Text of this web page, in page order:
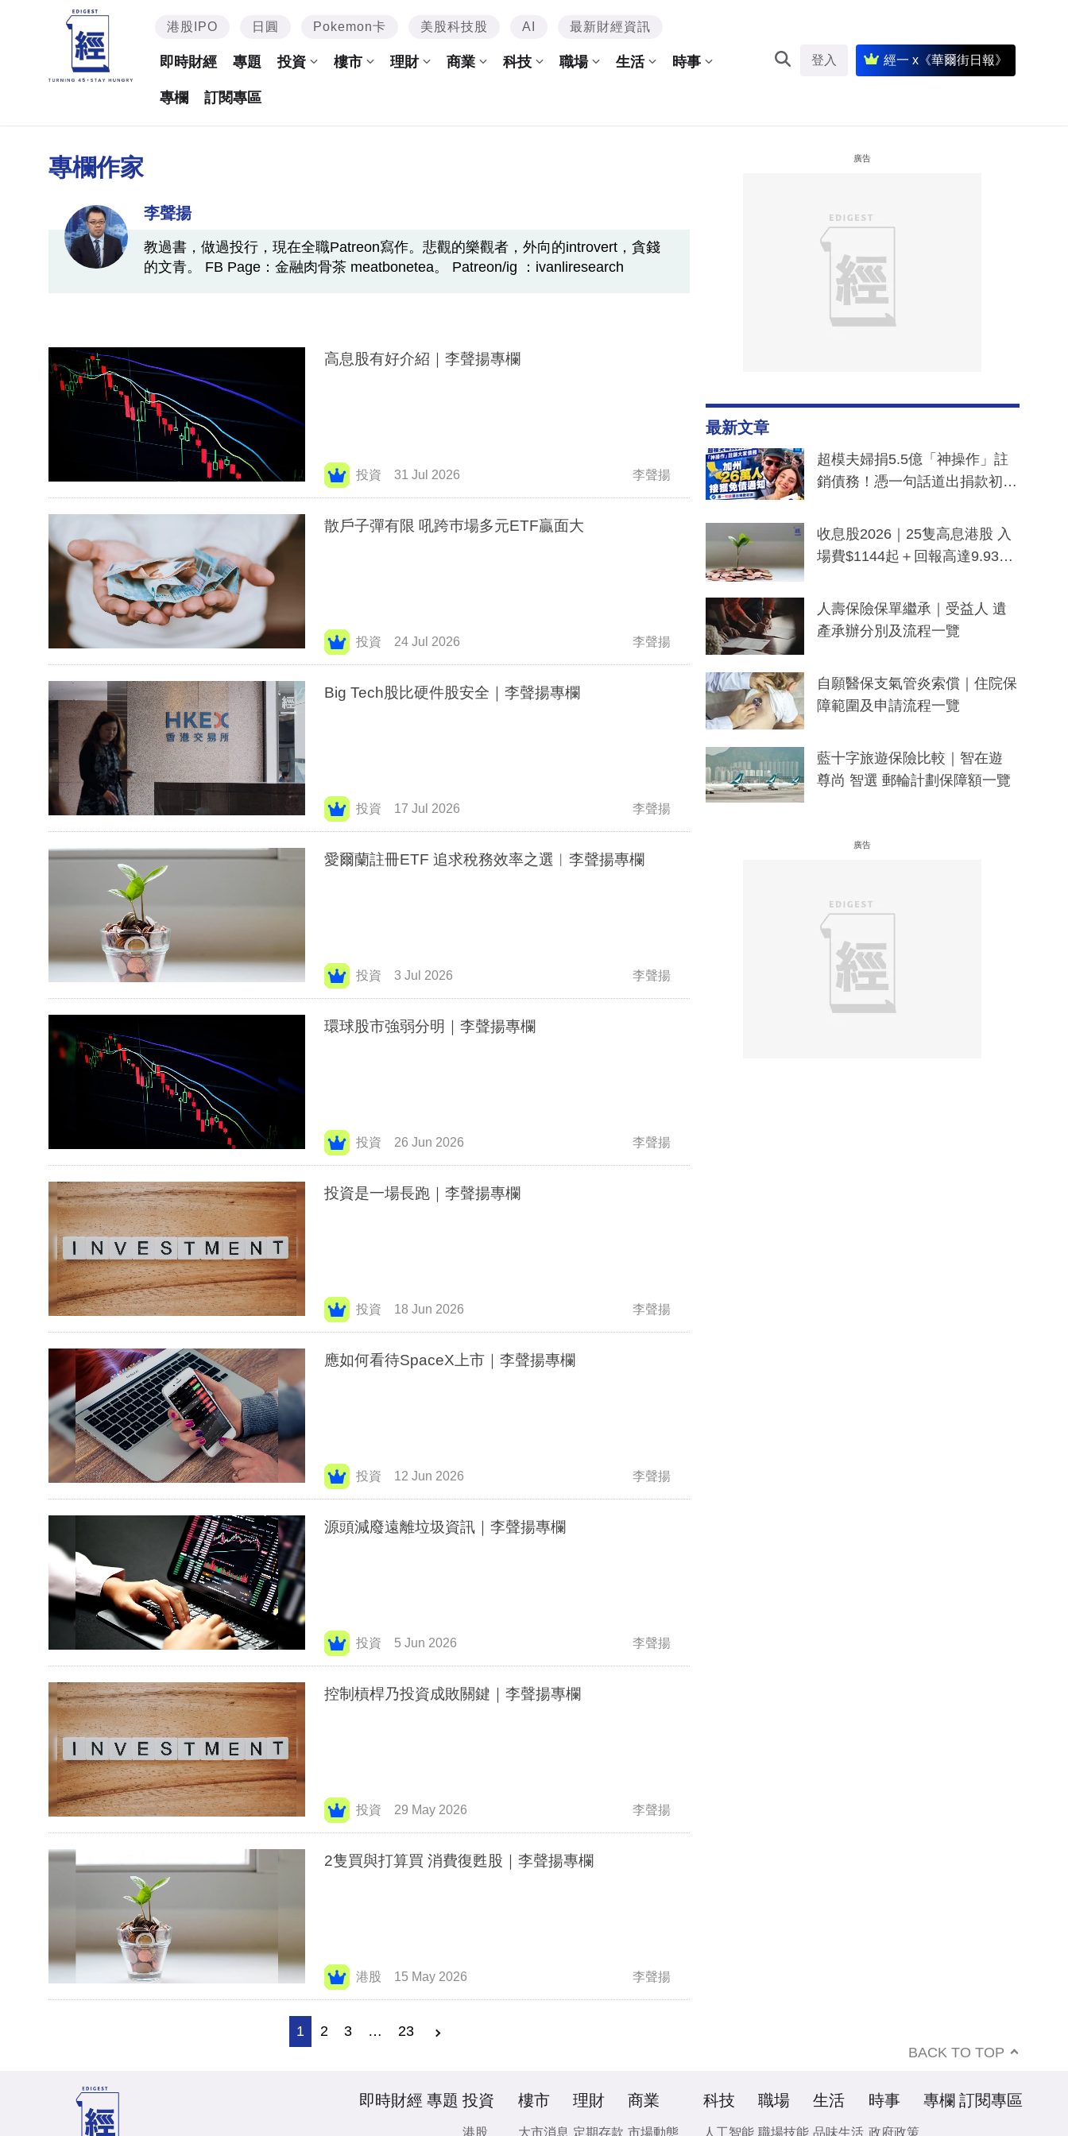
港股IPO 日圓 Pokemon卡 美股科技股 AI 最新財經資訊
即時財經 專題 投資 樓市 理財 商業 科技 職場 生活 時事
專欄 訂閱專區
登入 經一 x《華爾街日報》
專欄作家
李聲揚
教過書，做過投行，現在全職Patreon寫作。悲觀的樂觀者，外向的introvert，貪錢
的文青。 FB Page：金融肉骨茶 meatbonetea。 Patreon/ig ：ivanliresearch
高息股有好介紹｜李聲揚專欄
投資 31 Jul 2026 李聲揚
散戶子彈有限 吼跨巿場多元ETF贏面大
投資 24 Jul 2026 李聲揚
Big Tech股比硬件股安全｜李聲揚專欄
投資 17 Jul 2026 李聲揚
愛爾蘭註冊ETF 追求稅務效率之選︳李聲揚專欄
投資 3 Jul 2026 李聲揚
環球股市強弱分明｜李聲揚專欄
投資 26 Jun 2026 李聲揚
投資是一場長跑｜李聲揚專欄
投資 18 Jun 2026 李聲揚
應如何看待SpaceX上市｜李聲揚專欄
投資 12 Jun 2026 李聲揚
源頭減廢遠離垃圾資訊｜李聲揚專欄
投資 5 Jun 2026 李聲揚
控制槓桿乃投資成敗關鍵｜李聲揚專欄
投資 29 May 2026 李聲揚
2隻買與打算買 消費復甦股｜李聲揚專欄
港股 15 May 2026 李聲揚
1 2 3 … 23
廣告
最新文章
超模夫婦捐5.5億「神操作」註
銷債務！憑一句話道出捐款初
一度被誤當詐騙手段
收息股2026｜25隻高息港股 入
場費$1144起＋回報高達9.93
人壽保險保單繼承｜受益人 遺
產承辦分別及流程一覽
自願醫保支氣管炎索償｜住院保
障範圍及申請流程一覽
藍十字旅遊保險比較｜智在遊
尊尚 智選 郵輪計劃保障額一覽
廣告
BACK TO TOP
即時財經 專題 投資
港股
樓市
大市消息
理財
定期存款
商業
市場動態
科技
人工智能
職場
職場技能
生活
品味生活
時事
政府政策
專欄 訂閱專區